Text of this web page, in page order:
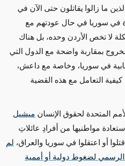
ما زالوا يقاتلون حتى الآن في
سوريا في حال عودتهم مع
لا تخص الأردن وحده، بل هناك
بمقاربة واضحة مع الدول التي
في سوريا، وخاصة مع داعش،
التعامل مع هذه القضية
المتحدة لحقوق الإنسانميشيل
مواطنيها من أفرادِ عائلاتِ
أو اعتقلوا في سوريا والعراق،لم
لضغوط دولية أو أممية